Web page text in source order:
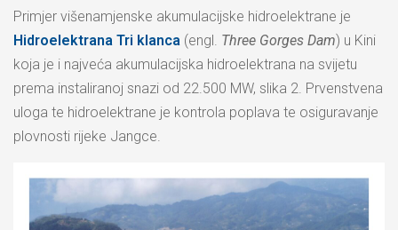
Primjer višenamjenske akumulacijske hidroelektrane je
Hidroelektrana Tri klanca (engl. Three Gorges Dam) u Kini
koja je i najveća akumulacijska hidroelektrana na svijetu
prema instaliranoj snazi od 22.500 MW, slika 2. Prvenstvena
uloga te hidroelektrane je kontrola poplava te osiguravanje
plovnosti rijeke Jangce.